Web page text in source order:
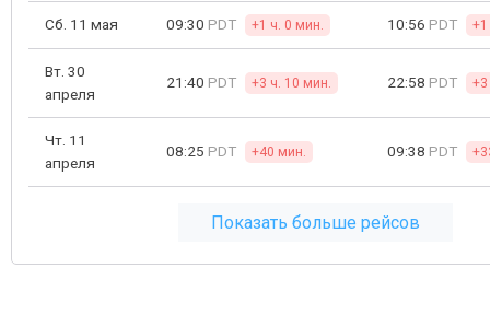
Сб. 11 мая 09:30 PDT +1 ч. 0 мин. 10:56 PDT
Вт. 30
апреля
21:40 PDT +3 ч. 10 мин. 22:58 PDT
Чт. 11
апреля
08:25 PDT +40 мин. 09:38 PDT
Показать больше рейсов